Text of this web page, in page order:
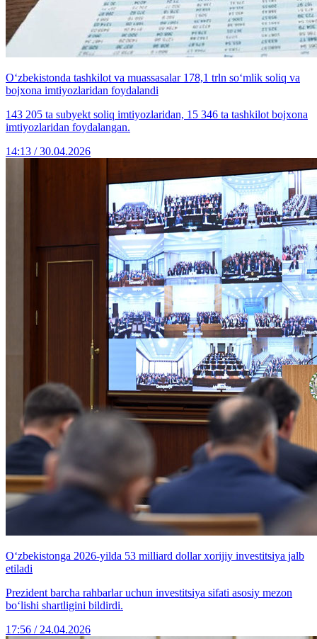
O‘zbekistonda tashkilot va muassasalar 178,1 trln so‘mlik soliq va
bojxona imtiyozlaridan foydalandi
143 205 ta subyekt soliq imtiyozlaridan, 15 346 ta tashkilot bojxona
imtiyozlaridan foydalangan.
14:13 / 30.04.2026
O‘zbekistonga 2026-yilda 53 milliard dollar xorijiy investitsiya jalb
etiladi
Prezident barcha rahbarlar uchun investitsiya sifati asosiy mezon
bo‘lishi shartligini bildirdi.
17:56 / 24.04.2026